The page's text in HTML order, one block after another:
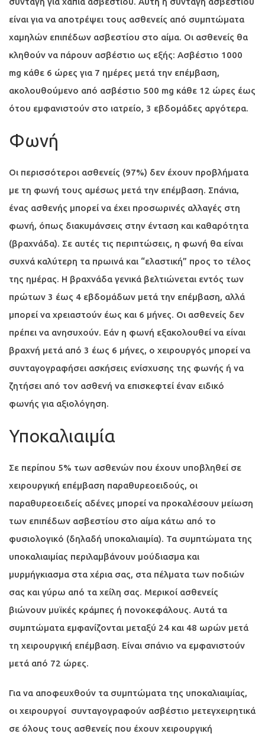
είναι για να αποτρέψει τους ασθενείς από συμπτώματα
χαμηλών επιπέδων ασβεστίου στο αίμα. Οι ασθενείς θα
κληθούν να πάρουν ασβέστιο ως εξής: Ασβέστιο 1000
mg κάθε 6 ώρες για 7 ημέρες μετά την επέμβαση,
ακολουθούμενο από ασβέστιο 500 mg κάθε 12 ώρες έως
ότου εμφανιστούν στο ιατρείο, 3 εβδομάδες αργότερα.
Φωνή
Οι περισσότεροι ασθενείς (97%) δεν έχουν προβλήματα
με τη φωνή τους αμέσως μετά την επέμβαση. Σπάνια,
ένας ασθενής μπορεί να έχει προσωρινές αλλαγές στη
φωνή, όπως διακυμάνσεις στην ένταση και καθαρότητα
(βραχνάδα). Σε αυτές τις περιπτώσεις, η φωνή θα είναι
συχνά καλύτερη τα πρωινά και “ελαστική” προς το τέλος
της ημέρας. Η βραχνάδα γενικά βελτιώνεται εντός των
πρώτων 3 έως 4 εβδομάδων μετά την επέμβαση, αλλά
μπορεί να χρειαστούν έως και 6 μήνες. Οι ασθενείς δεν
πρέπει να ανησυχούν. Εάν η φωνή εξακολουθεί να είναι
βραχνή μετά από 3 έως 6 μήνες, ο χειρουργός μπορεί να
συνταγογραφήσει ασκήσεις ενίσχυσης της φωνής ή να
ζητήσει από τον ασθενή να επισκεφτεί έναν ειδικό
φωνής για αξιολόγηση.
Υποκαλιαιμία
Σε περίπου 5% των ασθενών που έχουν υποβληθεί σε
χειρουργική επέμβαση παραθυρεοειδούς, οι
παραθυρεοειδείς αδένες μπορεί να προκαλέσουν μείωση
των επιπέδων ασβεστίου στο αίμα κάτω από το
φυσιολογικό (δηλαδή υποκαλιαιμία). Τα συμπτώματα της
υποκαλιαιμίας περιλαμβάνουν μούδιασμα και
μυρμήγκιασμα στα χέρια σας, στα πέλματα των ποδιών
σας και γύρω από τα χείλη σας. Μερικοί ασθενείς
βιώνουν μυϊκές κράμπες ή πονοκεφάλους. Αυτά τα
συμπτώματα εμφανίζονται μεταξύ 24 και 48 ωρών μετά
τη χειρουργική επέμβαση. Είναι σπάνιο να εμφανιστούν
μετά από 72 ώρες.
Για να αποφευχθούν τα συμπτώματα της υποκαλιαιμίας,
οι χειρουργοί συνταγογραφούν ασβέστιο μετεγχειρητικά
σε όλους τους ασθενείς που έχουν χειρουργική